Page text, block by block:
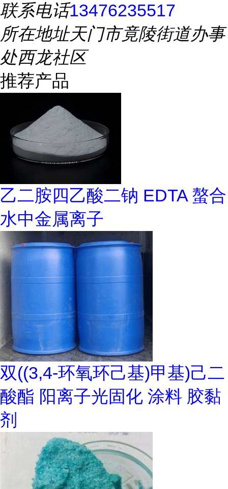
联系电话13476235517
所在地址天门市竟陵街道办事
处西龙社区
推荐产品
乙二胺四乙酸二钠 EDTA 螯合
水中金属离子
双((3,4-环氧环己基)甲基)己二
酸酯 阳离子光固化 涂料 胶黏
剂